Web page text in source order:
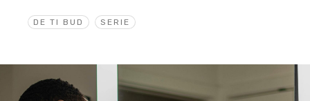
DE TI BUD SERIE